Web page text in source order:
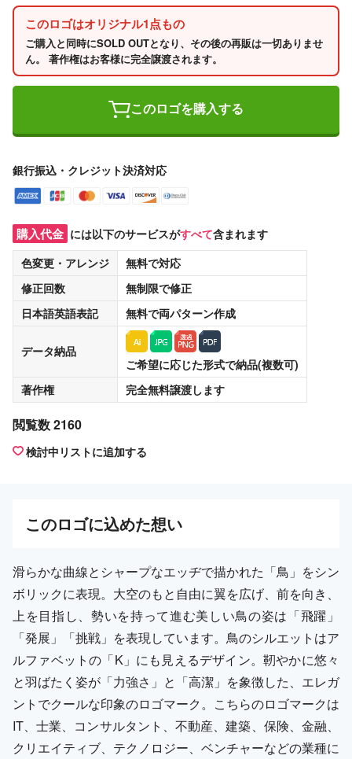
このロゴはオリジナル1点もの
ご購入と同時にSOLD OUTとなり、その後の再販は一切ありませ
ん。 著作権はお客様に完全譲渡されます。
このロゴを購入する
銀行振込・クレジット決済対応
購入代金 には以下のサービスがすべて含まれます
色変更・アレンジ
無料で対応
修正回数
無制限で修正
日本語英語表記
無料で両パターン作成
データ納品
ご希望に応じた形式で納品(複数可)
著作権
完全無料譲渡します
閲覧数 2160
検討中リストに追加する
このロゴに込めた想い
滑らかな曲線とシャープなエッヂで描かれた「鳥」をシン
ボリックに表現。大空のもと自由に翼を広げ、前を向き、
上を目指し、勢いを持って進む美しい鳥の姿は「飛躍」
「発展」「挑戦」を表現しています。鳥のシルエットはア
ルファベットの「K」にも見えるデザイン。靭やかに悠々
と羽ばたく姿が「力強さ」と「高潔」を象徴した、エレガ
ントでクールな印象のロゴマーク。こちらのロゴマークは
IT、士業、コンサルタント、不動産、建築、保険、金融、
クリエイティブ、テクノロジー、ベンチャーなどの業種に